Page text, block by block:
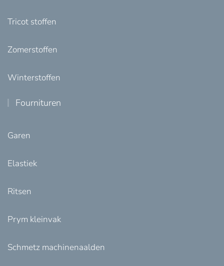
Tricot stoffen
Zomerstoffen
Winterstoffen
Fournituren
Garen
Elastiek
Ritsen
Prym kleinvak
Schmetz machinenaalden